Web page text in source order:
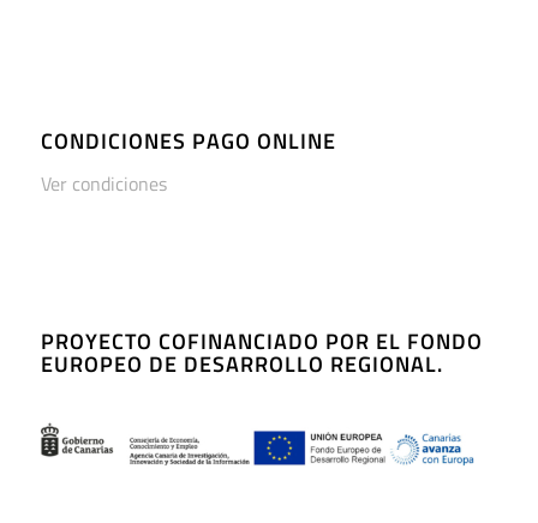
CONDICIONES PAGO ONLINE
Ver condiciones
PROYECTO COFINANCIADO POR EL FONDO
EUROPEO DE DESARROLLO REGIONAL.